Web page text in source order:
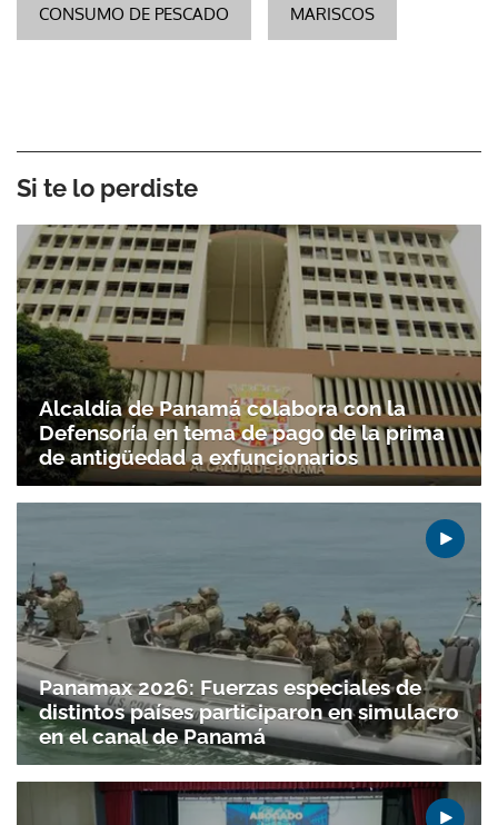
CONSUMO DE PESCADO MARISCOS
Si te lo perdiste
Alcaldía de Panamá colabora con la
Defensoría en tema de pago de la prima
de antigüedad a exfuncionarios
Panamax 2026: Fuerzas especiales de
distintos países participaron en simulacro
en el canal de Panamá